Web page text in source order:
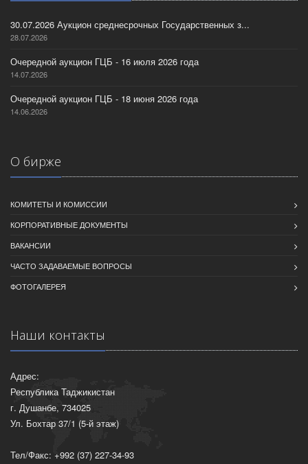
30.07.2026 Аукцион среднесрочных Государственных з...
28.07.2026
Очередной аукцион ГЦБ - 16 июля 2026 года
14.07.2026
Очередной аукцион ГЦБ - 18 июня 2026 года
14.06.2026
О бирже
КОМИТЕТЫ И КОМИССИИ
КОРПОРАТИВНЫЕ ДОКУМЕНТЫ
ВАКАНСИИ
ЧАСТО ЗАДАВАЕМЫЕ ВОПРОСЫ
ФОТОГАЛЕРЕЯ
Наши контакты
Адрес:
Республика Таджикистан
г. Душанбе, 734025
Ул. Бохтар 37/1 (5-й этаж)
Тел/Факс: +992 (37) 227-34-93